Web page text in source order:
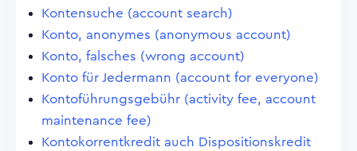
Kontensuche (account search)
Konto, anonymes (anonymous account)
Konto, falsches (wrong account)
Konto für Jedermann (account for everyone)
Kontoführungsgebühr (activity fee, account
maintenance fee)
Kontokorrentkredit auch Dispositionskredit